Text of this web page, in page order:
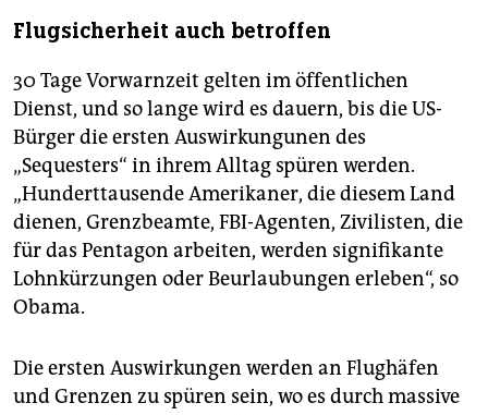
Flugsicherheit auch betroffen
30 Tage Vorwarnzeit gelten im öffentlichen
Dienst, und so lange wird es dauern, bis die US-
Bürger die ersten Auswirkungunen des
„Sequesters“ in ihrem Alltag spüren werden.
„Hunderttausende Amerikaner, die diesem Land
dienen, Grenzbeamte, FBI-Agenten, Zivilisten, die
für das Pentagon arbeiten, werden signifikante
Lohnkürzungen oder Beurlaubungen erleben“, so
Obama.
Die ersten Auswirkungen werden an Flughäfen
und Grenzen zu spüren sein, wo es durch massive